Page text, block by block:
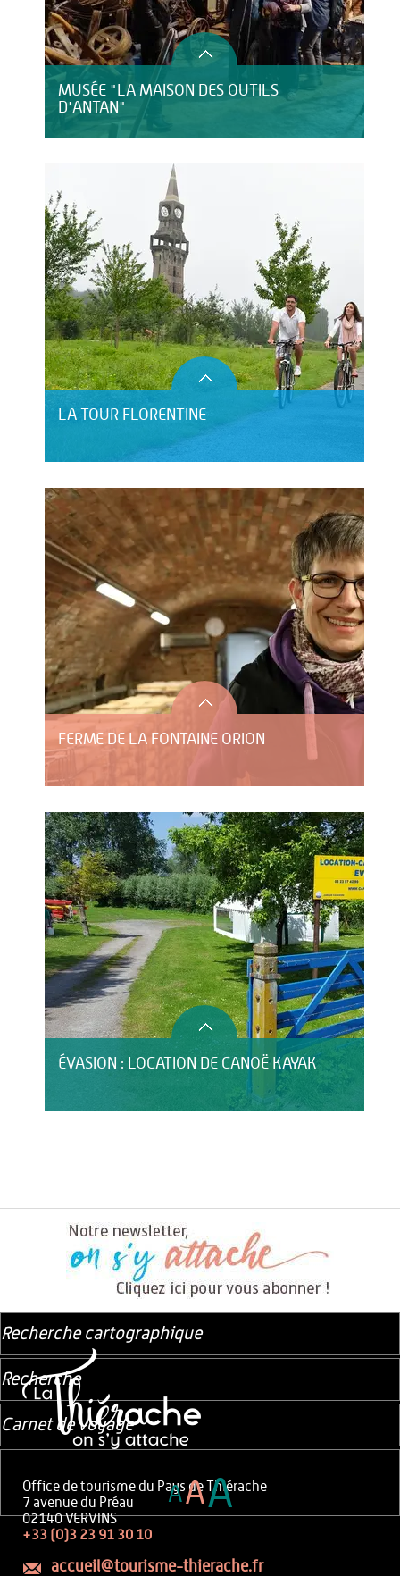
MUSÉE "LA MAISON DES OUTILS
D'ANTAN"
LA TOUR FLORENTINE
FERME DE LA FONTAINE ORION
ÉVASION : LOCATION DE CANOË KAYAK
Office de tourisme du Pays de Thiérache
7 avenue du Préau
02140 VERVINS
+33 (0)3 23 91 30 10
accueil@tourisme-thierache.fr
Recherche cartographique
Recherche
Carnet de voyage
AAA